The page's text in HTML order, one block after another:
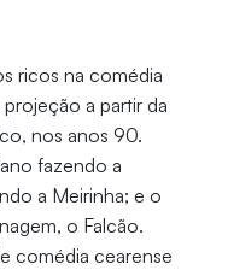
ricos na comédia
a partir da
nos anos 90.
fazendo a
a Meirinha; e o
o Falcão.
comédia cearense